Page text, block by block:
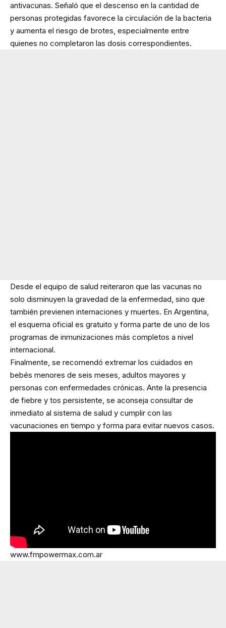
antivacunas. Señaló que el descenso en la cantidad de
personas protegidas favorece la circulación de la bacteria
y aumenta el riesgo de brotes, especialmente entre
quienes no completaron las dosis correspondientes.
Desde el equipo de salud reiteraron que las vacunas no
solo disminuyen la gravedad de la enfermedad, sino que
también previenen internaciones y muertes. En Argentina,
el esquema oficial es gratuito y forma parte de uno de los
programas de inmunizaciones más completos a nivel
internacional.
Finalmente, se recomendó extremar los cuidados en
bebés menores de seis meses, adultos mayores y
personas con enfermedades crónicas. Ante la presencia
de fiebre y tos persistente, se aconseja consultar de
inmediato al sistema de salud y cumplir con las
vacunaciones en tiempo y forma para evitar nuevos casos.
www.fmpowermax.com.ar